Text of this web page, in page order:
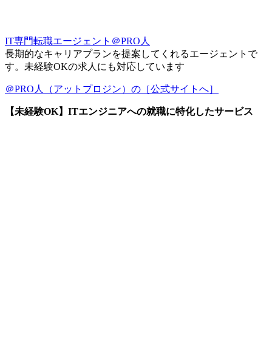
IT専門転職エージェント＠PRO人
長期的なキャリアプランを提案してくれるエージェントで
す。未経験OKの求人にも対応しています
＠PRO人（アットプロジン）の［公式サイトへ］
【未経験OK】ITエンジニアへの就職に特化したサービス